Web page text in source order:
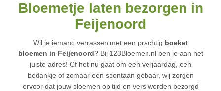
Bloemetje laten bezorgen in
Feijenoord
Wil je iemand verrassen met een prachtig boeket
bloemen in Feijenoord? Bij 123Bloemen.nl ben je aan het
juiste adres! Of het nu gaat om een verjaardag, een
bedankje of zomaar een spontaan gebaar, wij zorgen
ervoor dat jouw bloemen op tijd en vers worden bezorgd